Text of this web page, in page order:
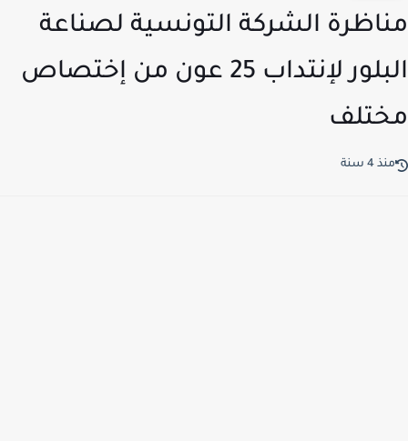
الشركة التونسية لصناعة
البلور لإنتداب 25 عون من إختصاص
4 سنة